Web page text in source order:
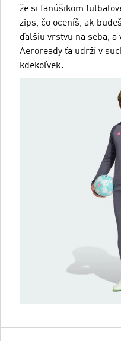
že si fanúšikom
zips, čo oceníš, ak
ďalšiu vrstvu na seba, a
Aeroready ťa udrží v
kdekoľvek.